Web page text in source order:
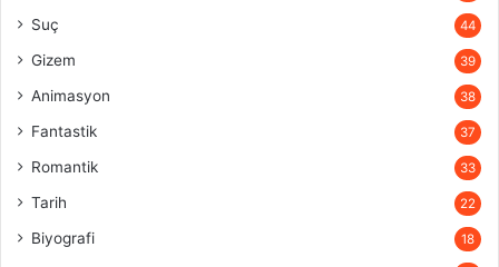
Suç 44
Gizem 39
Animasyon 38
Fantastik 37
Romantik 33
Tarih 22
Biyografi 18